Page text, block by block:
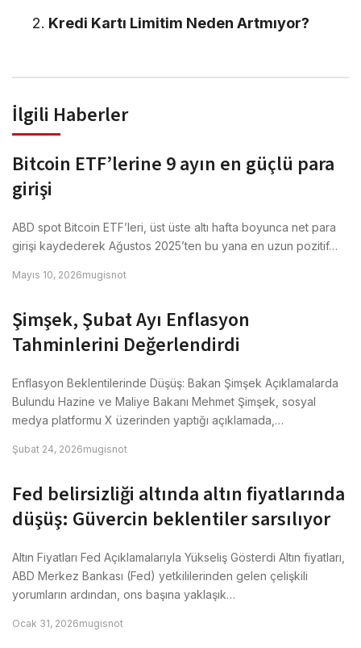
Kredi Kartı Limitim Neden Artmıyor?
İlgili Haberler
Bitcoin ETF’lerine 9 ayın en güçlü para
girişi
ABD spot Bitcoin ETF’leri, üst üste altı hafta boyunca net para
girişi kaydederek Ağustos 2025’ten bu yana en uzun pozitif…
Mayıs 10, 2026mugisnot
Şimşek, Şubat Ayı Enflasyon
Tahminlerini Değerlendirdi
Enflasyon Beklentilerinde Düşüş: Bakan Şimşek Açıklamalarda
Bulundu Hazine ve Maliye Bakanı Mehmet Şimşek, sosyal
medya platformu X üzerinden yaptığı açıklamada,…
Şubat 24, 2026mugisnot
Fed belirsizliği altında altın fiyatlarında
düşüş: Güvercin beklentiler sarsılıyor
Altın Fiyatları Fed Açıklamalarıyla Yükseliş Gösterdi Altın fiyatları,
ABD Merkez Bankası (Fed) yetkililerinden gelen çelişkili
yorumların ardından, ons başına yaklaşık…
Ocak 31, 2026mugisnot